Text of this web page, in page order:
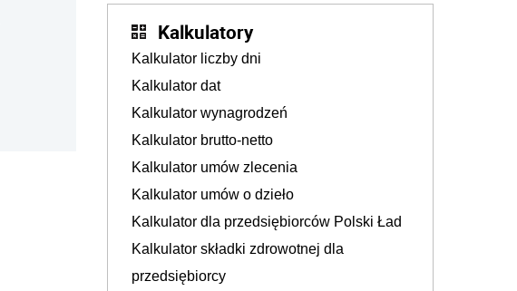
Kalkulatory
Kalkulator liczby dni
Kalkulator dat
Kalkulator wynagrodzeń
Kalkulator brutto-netto
Kalkulator umów zlecenia
Kalkulator umów o dzieło
Kalkulator dla przedsiębiorców Polski Ład
Kalkulator składki zdrowotnej dla
przedsiębiorcy